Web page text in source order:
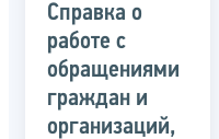
Справка о
работе с
обращениями
граждан и
организаций,